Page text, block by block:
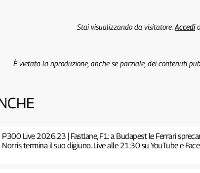
Stai visualizzando da visitatore. Accedio
È vietata la riproduzione, anche se parziale, dei contenuti
P300 Live 2026.23 | Fastlane, F1: a Budapest le Ferrari
Norris termina il suo digiuno. Live alle 21:30 su YouTube e